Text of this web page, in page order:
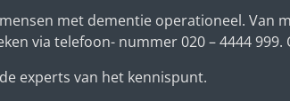
met dementie operationeel. Van
via telefoon- nummer 020–4444 999.
experts van het kennispunt.